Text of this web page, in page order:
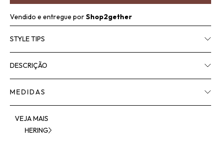
Vendido e entregue porShop2gether
STYLE TIPS
DESCRIÇÃO
MEDIDAS
VEJA MAIS
HERING